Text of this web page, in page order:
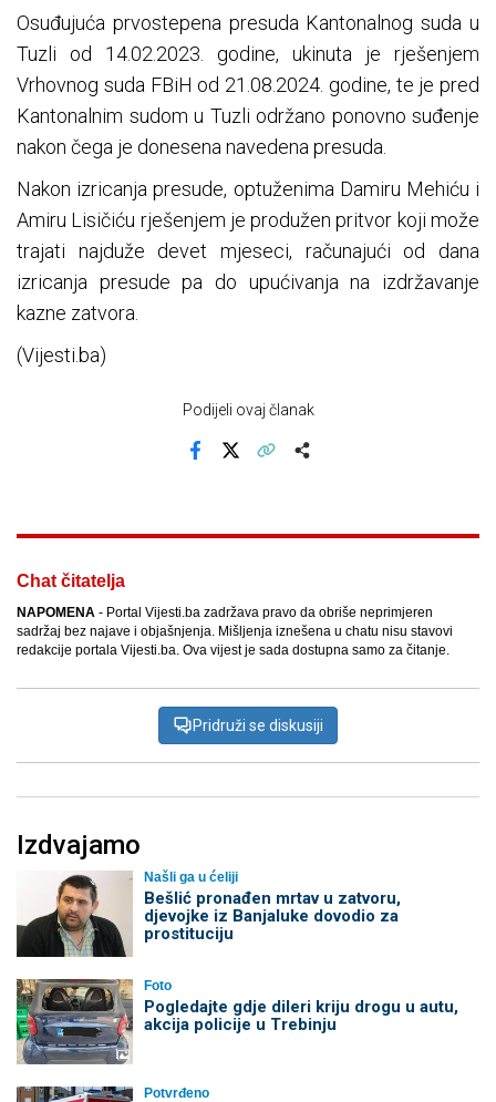
Osuđujuća prvostepena presuda Kantonalnog suda u
Tuzli od 14.02.2023. godine, ukinuta je rješenjem
Vrhovnog suda FBiH od 21.08.2024. godine, te je pred
Kantonalnim sudom u Tuzli održano ponovno suđenje
nakon čega je donesena navedena presuda.
Nakon izricanja presude, optuženima Damiru Mehiću i
Amiru Lisičiću rješenjem je produžen pritvor koji može
trajati najduže devet mjeseci, računajući od dana
izricanja presude pa do upućivanja na izdržavanje
kazne zatvora.
(Vijesti.ba)
Podijeli ovaj članak
Chat čitatelja
NAPOMENA - Portal Vijesti.ba zadržava pravo da obriše neprimjeren
sadržaj bez najave i objašnjenja. Mišljenja iznešena u chatu nisu stavovi
redakcije portala Vijesti.ba. Ova vijest je sada dostupna samo za čitanje.
Pridruži se diskusiji
Izdvajamo
Našli ga u ćeliji
Bešlić pronađen mrtav u zatvoru,
djevojke iz Banjaluke dovodio za
prostituciju
Foto
Pogledajte gdje dileri kriju drogu u autu,
akcija policije u Trebinju
Potvrđeno